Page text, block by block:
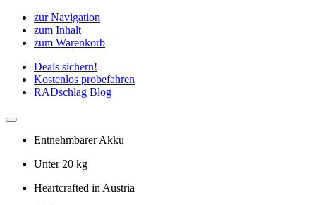
zur Navigation
zum Inhalt
zum Warenkorb
Deals sichern!
Kostenlos probefahren
RADschlag Blog
Entnehmbarer Akku
Unter 20 kg
Heartcrafted in Austria